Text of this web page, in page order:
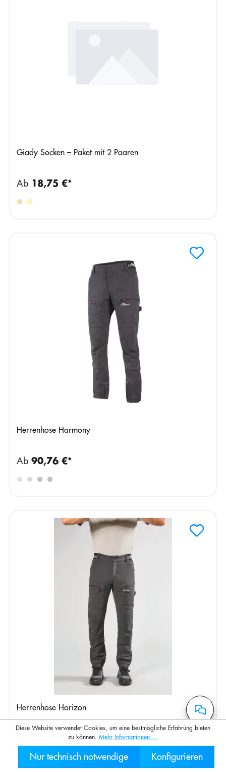
030 2000
Giady Socken – Paket mit 2 Paaren
Ab 18,75 €*
Herrenhose Harmony
Ab 90,76 €*
Herrenhose Horizon
95,82 €*
Diese Website verwendet Cookies, um eine bestmögliche Erfahrung bieten
zu können. Mehr Informationen ...
Nur technisch notwendige Konfigurieren